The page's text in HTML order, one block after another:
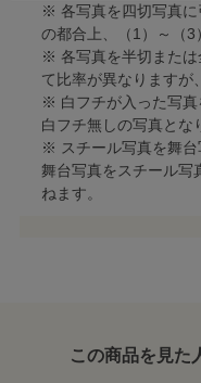
※ 各写真を四切写真に
の都合上、（1）～（3
※ 各写真を半切または
て比率が異なりますが
※ 白フチが入った写真
白フチ無しの写真とな
※ スチール写真を舞台
舞台写真をスチール写
ねます。
この商品を見た